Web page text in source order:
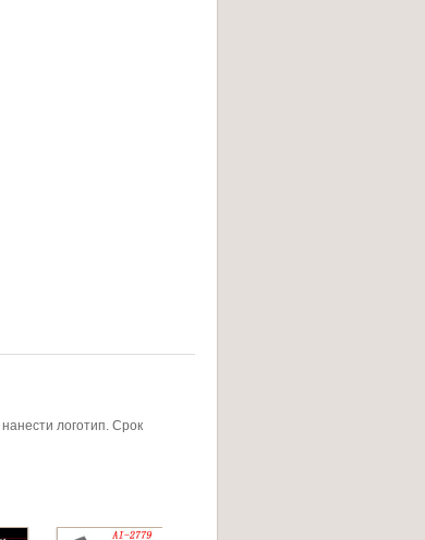
логотип. Срок